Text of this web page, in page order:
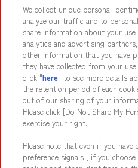
イベント・キャンペーン
関連会社 サステナビ
プライバシーポリシー ウェブ
お取引先さまとともに
カスタマーハラスメント対応方針
We collect unique personal
analyze our traffic and to
share information about your
analytics and advertising
other information that you have
they have collected from your
click "here" to see more details
the retention period of each
out of our sharing of your
Please click [Do Not Share My
exercise your right.
Please note that even if you
preference signals , if you